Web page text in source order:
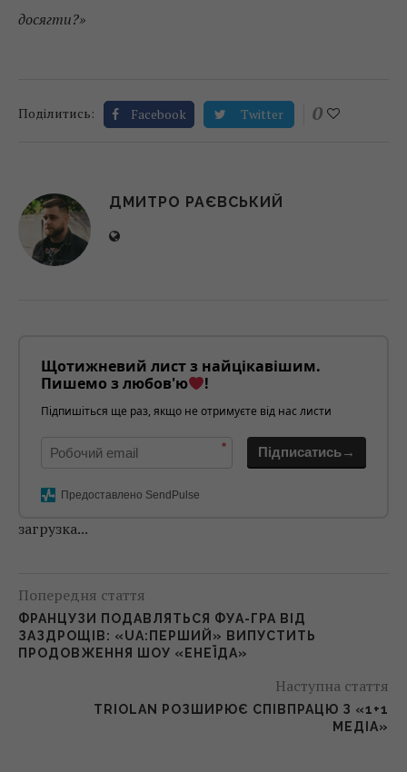
досягти?»
Поділитись: Facebook Twitter 0
ДМИТРО РАЄВСЬКИЙ
Щотижневий лист з найцікавішим.
Пишемо з любов'ю
!
Підпишіться ще раз, якщо не отримуєте від нас листи
* Підписатись→
Предоставлено SendPulse
загрузка...
Попередня стаття
ФРАНЦУЗИ ПОДАВЛЯТЬСЯ ФУА-ГРА ВІД
ЗАЗДРОЩІВ: «UA:ПЕРШИЙ» ВИПУСТИТЬ
ПРОДОВЖЕННЯ ШОУ «ЕНЕЇДА»
Наступна стаття
TRIOLAN РОЗШИРЮЄ СПІВПРАЦЮ З «1+1
МЕДІА»